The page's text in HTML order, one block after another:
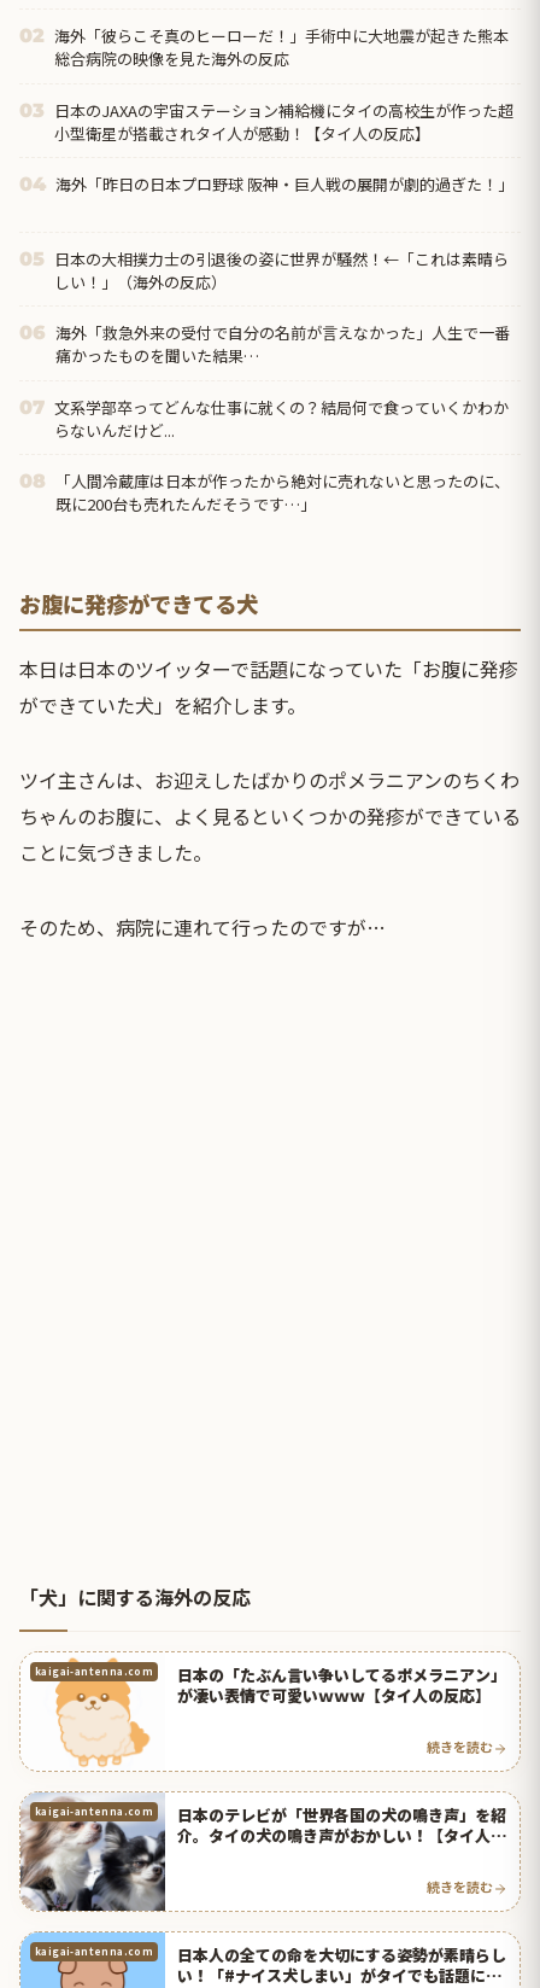
02 海外「彼らこそ真のヒーローだ！」手術中に大地震が起きた熊本
総合病院の映像を見た海外の反応
03
日本のJAXAの宇宙ステーション補給機にタイの高校生が作った超
小型衛星が搭載されタイ人が感動！【タイ人の反応】
04 海外「昨日の日本プロ野球 阪神・巨人戦の展開が劇的過ぎた！」
05 日本の大相撲力士の引退後の姿に世界が騒然！←「これは素晴ら
しい！」（海外の反応）
06 海外「救急外来の受付で自分の名前が言えなかった」人生で一番
痛かったものを聞いた結果…
07 文系学部卒ってどんな仕事に就くの？結局何で食っていくかわか
らないんだけど...
08
「人間冷蔵庫は日本が作ったから絶対に売れないと思ったのに、
既に200台も売れたんだそうです…」
お腹に発疹ができてる犬
本日は日本のツイッターで話題になっていた「お腹に発疹
ができていた犬」を紹介します。
ツイ主さんは、お迎えしたばかりのポメラニアンのちくわ
ちゃんのお腹に、よく見るといくつかの発疹ができている
ことに気づきました。
そのため、病院に連れて行ったのですが…
「犬」に関する海外の反応
kaigai-antenna.com
日本の「たぶん言い争いしてるポメラニアン」
が凄い表情で可愛いｗｗｗ【タイ人の反応】
続きを読む
kaigai-antenna.com
日本のテレビが「世界各国の犬の鳴き声」を紹
介。タイの犬の鳴き声がおかしい！【タイ人の
続きを読む
kaigai-antenna.com
日本人の全ての命を大切にする姿勢が素晴らし
い！「#ナイス犬しまい」がタイでも話題に！